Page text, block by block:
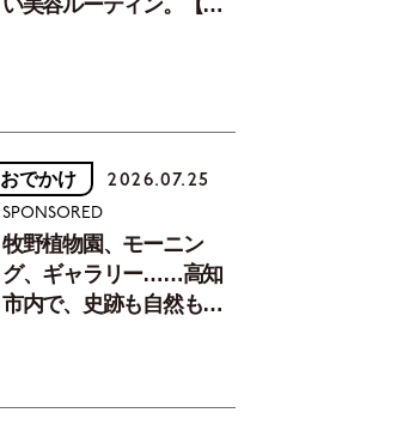
い美容ルーティン。【中
おでかけ 2026.07.25
SPONSORED
牧野植物園、モーニン
グ、ギャラリー……高知
市内で、史跡も自然もグ